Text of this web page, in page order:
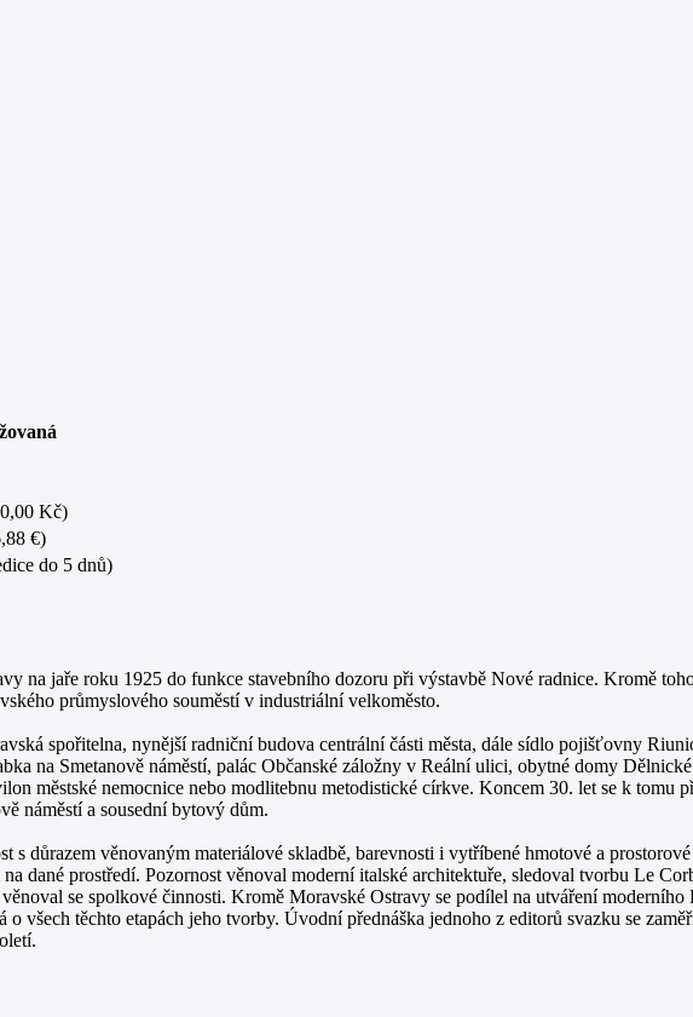
Kč)
€)
do 5 dnů)
na jaře roku 1925 do funkce stavebního dozoru při výstavbě Nové radnice. Kromě
průmyslového souměstí v industriální velkoměsto.
spořitelna, nynější radniční budova centrální části města, dále sídlo pojišťovny
na Smetanově náměstí, palác Občanské záložny v Reální ulici, obytné domy
městské nemocnice nebo modlitebnu metodistické církve. Koncem 30. let se k tomu
náměstí a sousední bytový dům.
s důrazem věnovaným materiálové skladbě, barevnosti i vytříbené hmotové a
dané prostředí. Pozornost věnoval moderní italské architektuře, sledoval tvorbu Le
se spolkové činnosti. Kromě Moravské Ostravy se podílel na utváření
všech těchto etapách jeho tvorby. Úvodní přednáška jednoho z editorů svazku se